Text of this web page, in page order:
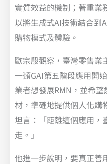
實質效益的機制；著重業
以將生成式AI技術結合到
購物模式及體驗。
歐宗殷觀察，臺灣零售業
一類GAI第五階段應用開
業者想發展RMN，並希
材，準確地提供個人化購
坦言：「距離這個應用，
走。」
他進一步說明，要真正善